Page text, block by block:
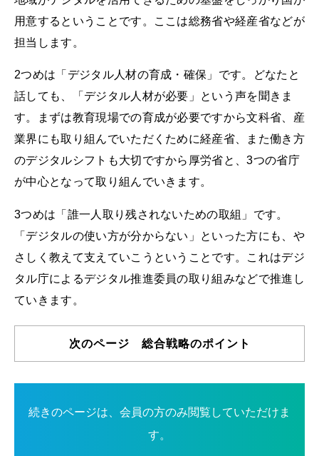
用意するということです。ここは総務省や経産省などが
担当します。
2つめは「デジタル人材の育成・確保」です。どなたと
話しても、「デジタル人材が必要」という声を聞きま
す。まずは教育現場での育成が必要ですから文科省、産
業界にも取り組んでいただくために経産省、また働き方
のデジタルシフトも大切ですから厚労省と、3つの省庁
が中心となって取り組んでいきます。
3つめは「誰一人取り残されないための取組」です。
「デジタルの使い方が分からない」といった方にも、や
さしく教えて支えていこうということです。これはデジ
タル庁によるデジタル推進委員の取り組みなどで推進し
ていきます。
次のページ 総合戦略のポイント
続きのページは、会員の方のみ閲覧していただけま
す。